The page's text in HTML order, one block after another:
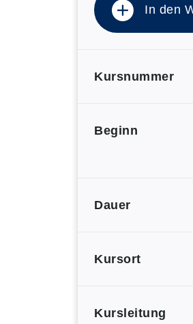
In den
Kursnummer
Beginn
Dauer
Kursort
Kursleitung